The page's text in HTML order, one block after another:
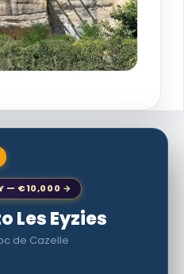
— €10,000 →
Les Eyzies
de Cazelle